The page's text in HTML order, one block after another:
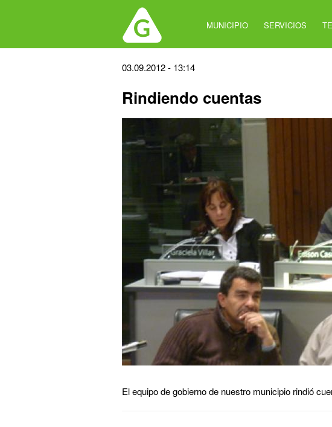
MUNICIPIO SERVICIOS
Back
top
03.09.2012 - 13:14
Rindiendo cuentas
El equipo de gobierno de nuestro municipio rindió